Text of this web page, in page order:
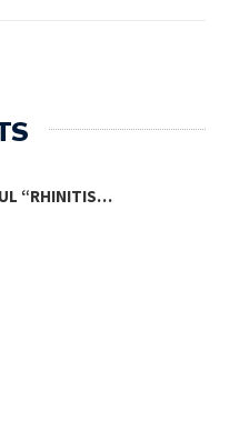
“RHINITIS…